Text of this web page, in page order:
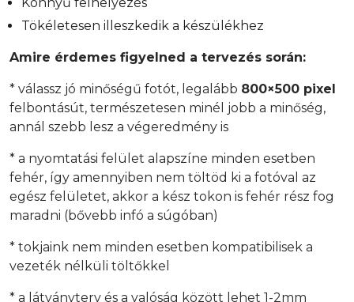
Tökéletesen illeszkedik a készülékhez
Amire érdemes figyelned a tervezés során:
* válassz jó minőségű fotót, legalább 800×500 pixel
felbontásút, természetesen minél jobb a minőség,
annál szebb lesz a végeredmény is
* a nyomtatási felület alapszíne minden esetben
fehér, így amennyiben nem töltöd ki a fotóval az
egész felületet, akkor a kész tokon is fehér rész fog
maradni (bővebb infó a súgóban)
* tokjaink nem minden esetben kompatibilisek a
vezeték nélküli töltőkkel
* a látványterv és a valóság között lehet 1-2mm